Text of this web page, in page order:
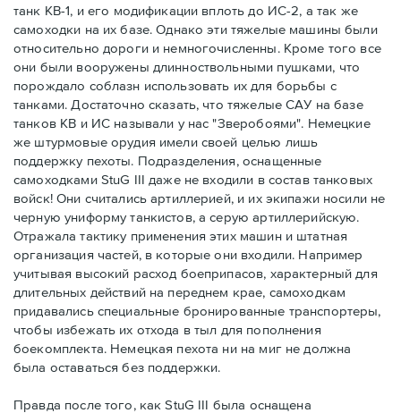
танк КВ-1, и его модификации вплоть до ИС-2, а так же
самоходки на их базе. Однако эти тяжелые машины были
относительно дороги и немногочисленны. Кроме того все
они были вооружены длинноствольными пушками, что
порождало соблазн использовать их для борьбы с
танками. Достаточно сказать, что тяжелые САУ на базе
танков КВ и ИС называли у нас "Зверобоями". Немецкие
же штурмовые орудия имели своей целью лишь
поддержку пехоты. Подразделения, оснащенные
самоходками StuG III даже не входили в состав танковых
войск! Они считались артиллерией, и их экипажи носили не
черную униформу танкистов, а серую артиллерийскую.
Отражала тактику применения этих машин и штатная
организация частей, в которые они входили. Например
учитывая высокий расход боеприпасов, характерный для
длительных действий на переднем крае, самоходкам
придавались специальные бронированные транспортеры,
чтобы избежать их отхода в тыл для пополнения
боекомплекта. Немецкая пехота ни на миг не должна
была оставаться без поддержки.
Правда после того, как StuG III была оснащена